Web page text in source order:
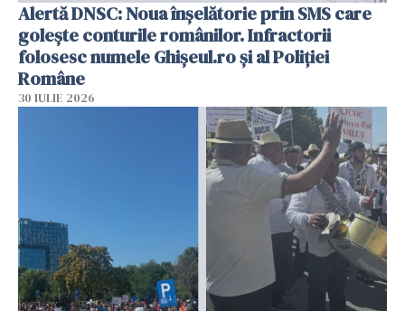
Alertă DNSC: Noua înșelătorie prin SMS care
golește conturile românilor. Infractorii
folosesc numele Ghișeul.ro și al Poliției
Române
30 IULIE 2026